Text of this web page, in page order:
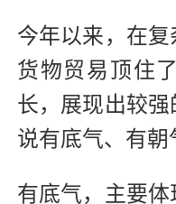
今年以来，在
货物贸易顶住
长，展现出较
说有底气、有朝
有底气，主要